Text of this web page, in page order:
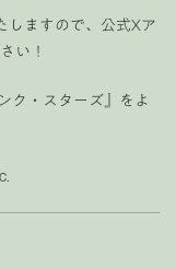
ますので、公式Xア
い！
ク・スターズ』をよ